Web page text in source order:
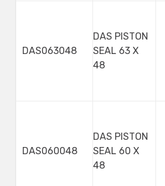
DAS063048
DAS PISTON
SEAL 63 X
48
DAS060048
DAS PISTON
SEAL 60 X
48